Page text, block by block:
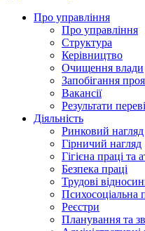
Про управління
Про управління
Структура
Керівництво
Очищення влади
Запобігання
Вакансії
Результати
Діяльність
Ринковий нагляд
Гірничий нагляд
Гігієна праці та
Безпека праці
Трудові
Психосоціальна
Реєстри
Планування та